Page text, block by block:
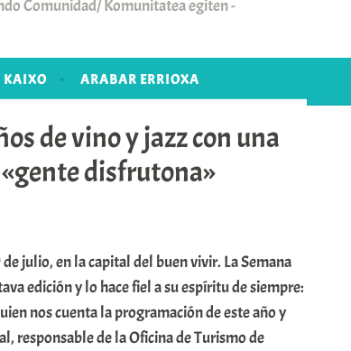
Comunidad/ Komunitatea egiten
KAIXO ARABAR ERRIOXA
de vino y jazz con una
disfrutona»
julio, en la capital del buen vivir. La Semana
edición y lo hace fiel a su espíritu de siempre:
nos cuenta la programación de este año y
responsable de la Oficina de Turismo de